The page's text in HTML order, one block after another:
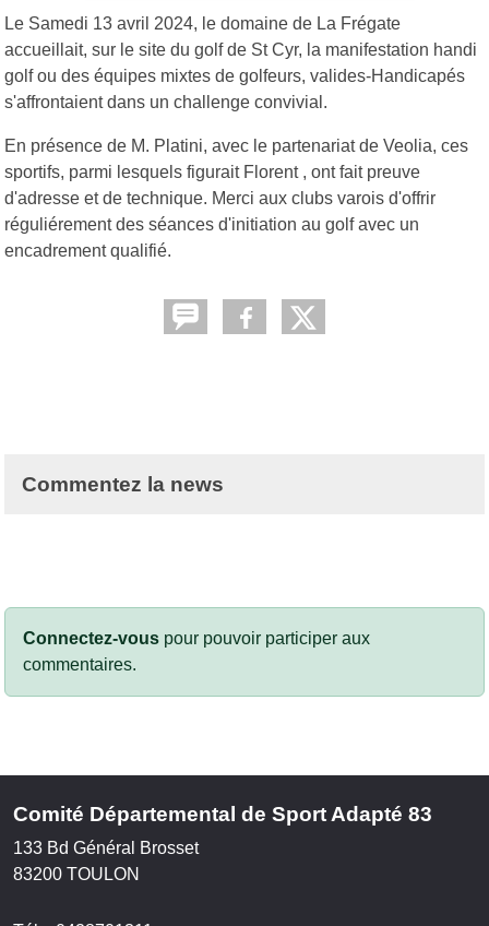
Le Samedi 13 avril 2024, le domaine de La Frégate
accueillait, sur le site du golf de St Cyr, la manifestation handi
golf ou des équipes mixtes de golfeurs, valides-Handicapés
s'affrontaient dans un challenge convivial.
En présence de M. Platini, avec le partenariat de Veolia, ces
sportifs, parmi lesquels figurait Florent , ont fait preuve
d'adresse et de technique. Merci aux clubs varois d'offrir
réguliérement des séances d'initiation au golf avec un
encadrement qualifié.
Commentez la news
Connectez-vous pour pouvoir participer aux
commentaires.
Comité Départemental de Sport Adapté 83
133 Bd Général Brosset
83200 TOULON